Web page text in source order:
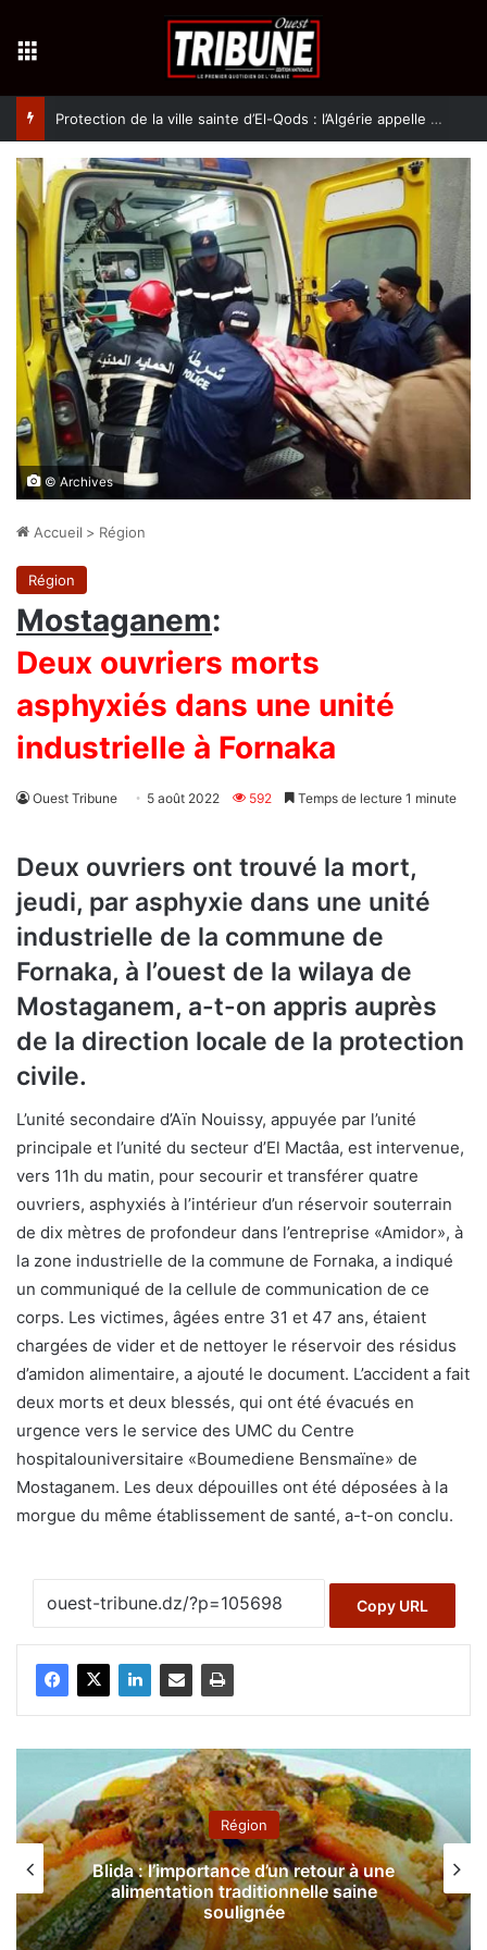
Protection de la ville sainte d’El-Qods : l’Algérie appelle à une action collective
© Archives
Accueil > Région
Région
Mostaganem:
Deux ouvriers morts
asphyxiés dans une unité
industrielle à Fornaka
Ouest Tribune 5 août 2022 592 Temps de lecture 1 minute
Deux ouvriers ont trouvé la mort,
jeudi, par asphyxie dans une unité
industrielle de la commune de
Fornaka, à l’ouest de la wilaya de
Mostaganem, a-t-on appris auprès
de la direction locale de la protection
civile.
L’unité secondaire d’Aïn Nouissy, appuyée par l’unité
principale et l’unité du secteur d’El Mactâa, est intervenue,
vers 11h du matin, pour secourir et transférer quatre
ouvriers, asphyxiés à l’intérieur d’un réservoir souterrain
de dix mètres de profondeur dans l’entreprise «Amidor», à
la zone industrielle de la commune de Fornaka, a indiqué
un communiqué de la cellule de communication de ce
corps. Les victimes, âgées entre 31 et 47 ans, étaient
chargées de vider et de nettoyer le réservoir des résidus
d’amidon alimentaire, a ajouté le document. L’accident a fait
deux morts et deux blessés, qui ont été évacués en
urgence vers le service des UMC du Centre
hospitalouniversitaire «Boumediene Bensmaïne» de
Mostaganem. Les deux dépouilles ont été déposées à la
morgue du même établissement de santé, a-t-on conclu.
Copy URL
Région
Blida : l’importance d’un retour à une
alimentation traditionnelle saine
soulignée